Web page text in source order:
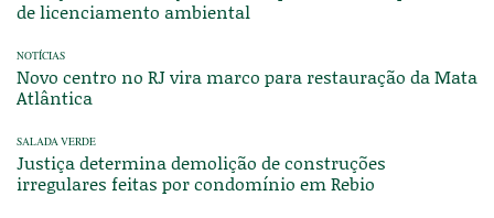
de licenciamento ambiental
NOTÍCIAS
Novo centro no RJ vira marco para restauração da Mata
Atlântica
SALADA VERDE
Justiça determina demolição de construções
irregulares feitas por condomínio em Rebio